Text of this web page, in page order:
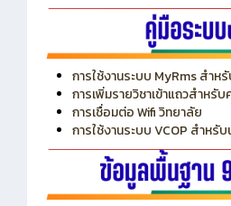
การใช้งานระบบ MyRms สำ
การเพิ่มรายวิชาเข้าแถวสำหรับ
การเชื่อมต่อ Wifi วิทยาลัย
การใช้งานระบบ VCOP สำหรั